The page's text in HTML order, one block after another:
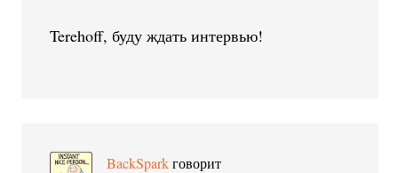
Terehoff, буду ждать интервью!
BackSpark говорит